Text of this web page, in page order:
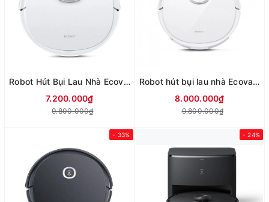
Robot Hút Bụi Lau Nhà Ecovacs N10
7.200.000₫
9.800.000₫
Robot hút bụi lau nhà Ecovacs Deebot T9
8.000.000₫
9.800.000₫
- 33% - 24%